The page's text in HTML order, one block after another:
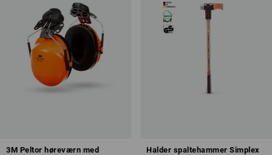
3M Peltor høreværn med
Halder spaltehammer Simplex